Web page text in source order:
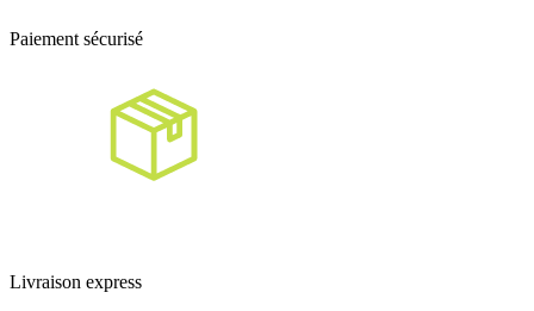
Paiement sécurisé
Livraison express